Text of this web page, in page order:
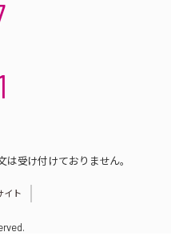
受け付けておりません。
イト